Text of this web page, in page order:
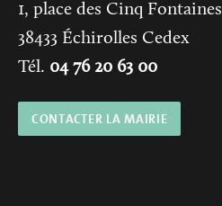
1, place des Cinq Fontaines
38433 Échirolles Cedex
Tél. 04 76 20 63 00
CONTACTER LA MAIRIE